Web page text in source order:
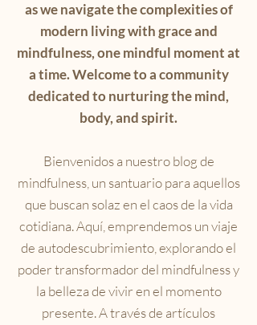
as we navigate the complexities of
modern living with grace and
mindfulness, one mindful moment at
a time. Welcome to a community
dedicated to nurturing the mind,
body, and spirit.
Bienvenidos a nuestro blog de
mindfulness, un santuario para aquellos
que buscan solaz en el caos de la vida
cotidiana. Aquí, emprendemos un viaje
de autodescubrimiento, explorando el
poder transformador del mindfulness y
la belleza de vivir en el momento
presente. A través de artículos